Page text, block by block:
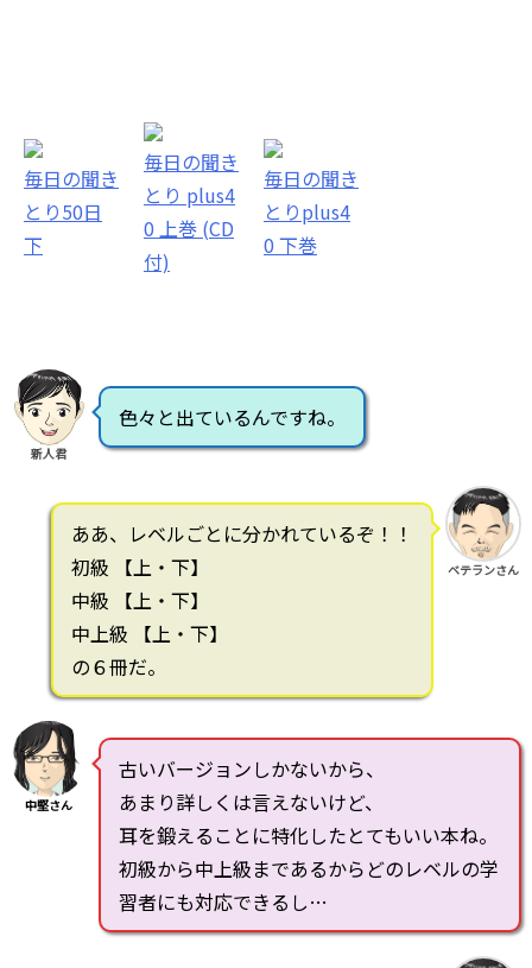
毎日の聞き
とり50日
下
毎日の聞き
とり plus4
0 上巻 (CD
付)
毎日の聞き
とりplus4
0 下巻
新人君
色々と出ているんですね。
ああ、レベルごとに分かれているぞ！！
初級 【上・下】
中級 【上・下】
中上級 【上・下】
の６冊だ。
ベテランさん
中堅さん
古いバージョンしかないから、
あまり詳しくは言えないけど、
耳を鍛えることに特化したとてもいい本ね。
初級から中上級まであるからどのレベルの学
習者にも対応できるし…